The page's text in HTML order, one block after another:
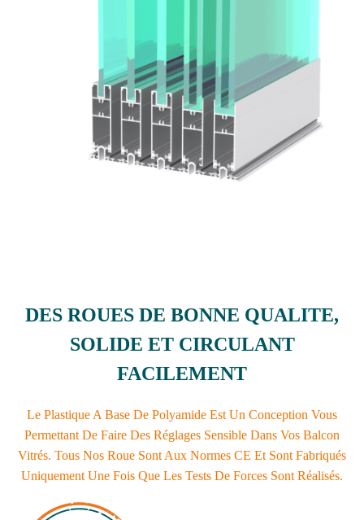
DES ROUES DE BONNE QUALITE,
SOLIDE ET CIRCULANT
FACILEMENT
Le Plastique A Base De Polyamide Est Un Conception Vous
Permettant De Faire Des Réglages Sensible Dans Vos Balcon
Vitrés. Tous Nos Roue Sont Aux Normes CE Et Sont Fabriqués
Uniquement Une Fois Que Les Tests De Forces Sont Réalisés.